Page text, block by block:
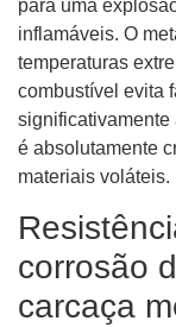
para uma
inflamáveis. O
temperaturas
combustível evita
significativamente
é absolutamente
materiais voláteis.
corrosão
carcaça